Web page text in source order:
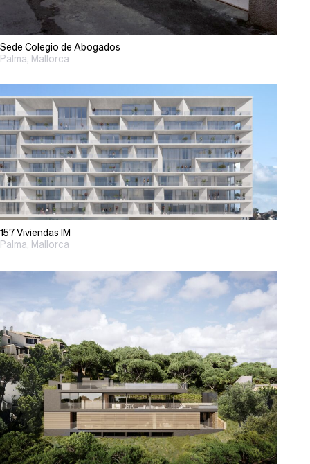
Sede Colegio de Abogados
Palma, Mallorca
157 Viviendas IM
Palma, Mallorca